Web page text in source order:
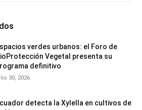
verdes urbanos: el Foro de
Vegetal presenta su
definitivo
30, 2026
detecta la Xylella en cultivos de